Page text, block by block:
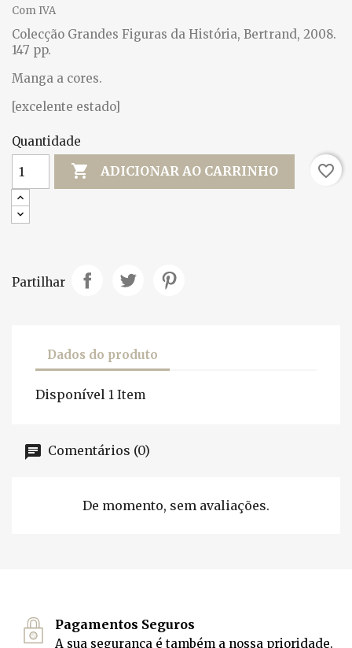
Com IVA
Colecção Grandes Figuras da História, Bertrand, 2008.
147 pp.
Manga a cores.
[excelente estado]
Quantidade
 ADICIONAR AO CARRINHO favorite_border
Partilhar
Dados do produto
Disponível 1 Item
Comentários (0)
De momento, sem avaliações.
Pagamentos Seguros
A sua segurança é também a nossa prioridade.